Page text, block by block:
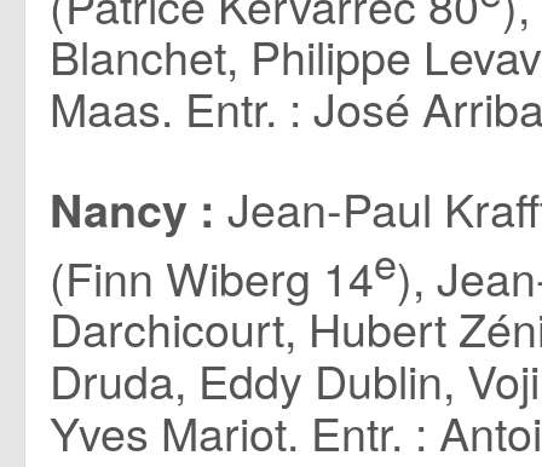
Blanchet, Philippe
Maas. Entr. : José
Nancy : Jean-Paul
(Finn Wiberg 14e),
Darchicourt, Hubert
Druda, Eddy Dublin,
Yves Mariot. Entr. :